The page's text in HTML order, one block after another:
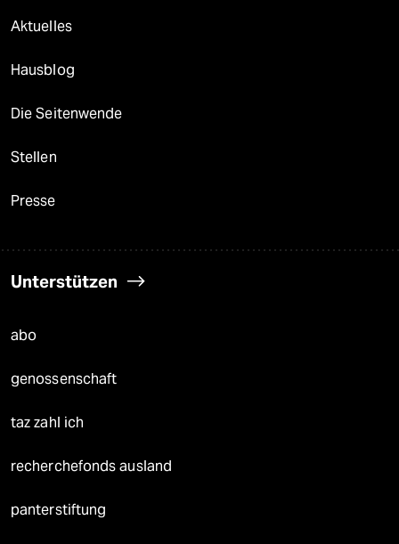
Aktuelles
Hausblog
Die Seitenwende
Stellen
Presse
Unterstützen
abo
genossenschaft
taz zahl ich
recherchefonds ausland
panterstiftung